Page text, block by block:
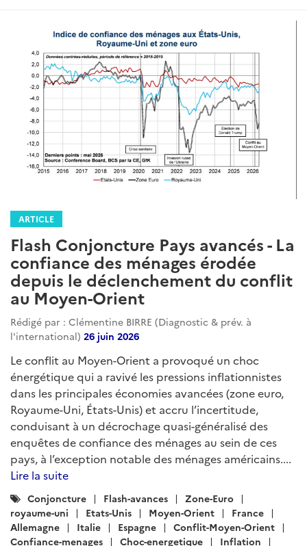
ARTICLE
Flash Conjoncture Pays avancés - La
confiance des ménages érodée
depuis le déclenchement du conflit
au Moyen-Orient
Rédigé par : Clémentine BIRRE (Diagnostic & prév. à
l'international) 26 juin 2026
Le conflit au Moyen-Orient a provoqué un choc
énergétique qui a ravivé les pressions inflationnistes
dans les principales économies avancées (zone euro,
Royaume-Uni, États-Unis) et accru l’incertitude,
conduisant à un décrochage quasi-généralisé des
enquêtes de confiance des ménages au sein de ces
pays, à l’exception notable des ménages américains....
Lire la suite
Catégories
:
Conjoncture Flash-avances
Zone-Euro
royaume-uni
Etats-Unis Moyen-Orient
France
Allemagne
Italie Espagne
Conflit-Moyen-Orient
Confiance-menages
Choc-energetique
Inflation